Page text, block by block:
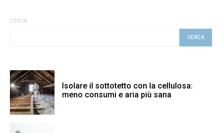
CERCA
CERCA
Isolare il sottotetto con la cellulosa:
meno consumi e aria più sana